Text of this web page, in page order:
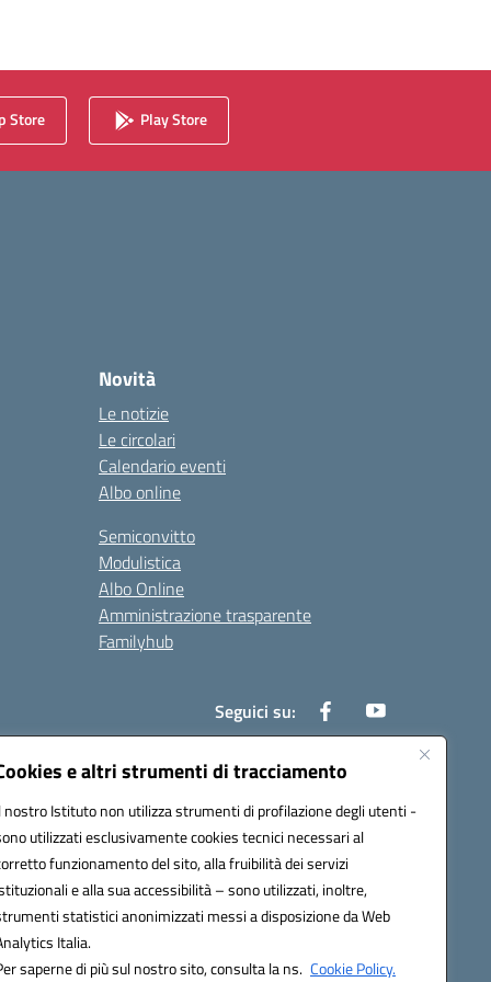
e altri strumenti di tracciamento
nostro Istituto non utilizza strumenti di profilazione degli utenti -
utilizzati esclusivamente cookies tecnici necessari al
funzionamento del sito, alla fruibilità dei servizi
e alla sua accessibilità – sono utilizzati, inoltre,
statistici anonimizzati messi a disposizione da Web
Italia.
saperne di più sul nostro sito, consulta la ns. Cookie Policy.
Store Play Store
Novità
Le notizie
Le circolari
Calendario eventi
Albo online
Semiconvitto
Modulistica
Albo Online
Amministrazione trasparente
Familyhub
Seguici su: